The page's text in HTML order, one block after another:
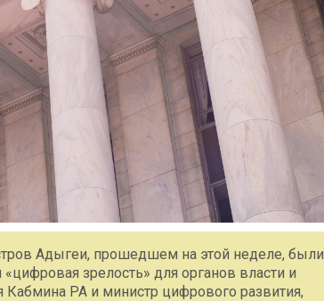
Адыгеи, прошедшем на этой неделе, были
зрелость» для органов власти и
Кабмина РА и министр цифрового развития,